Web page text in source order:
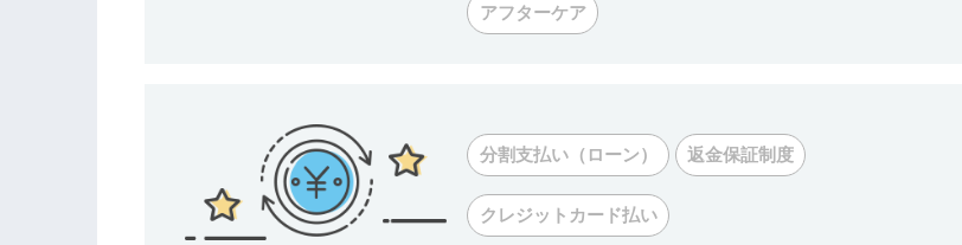
アフターケア
分割支払い（ローン） 返金保証制度
クレジットカード払い